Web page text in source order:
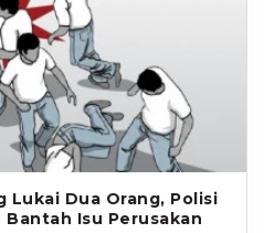
Dua Orang, Polisi
Isu Perusakan